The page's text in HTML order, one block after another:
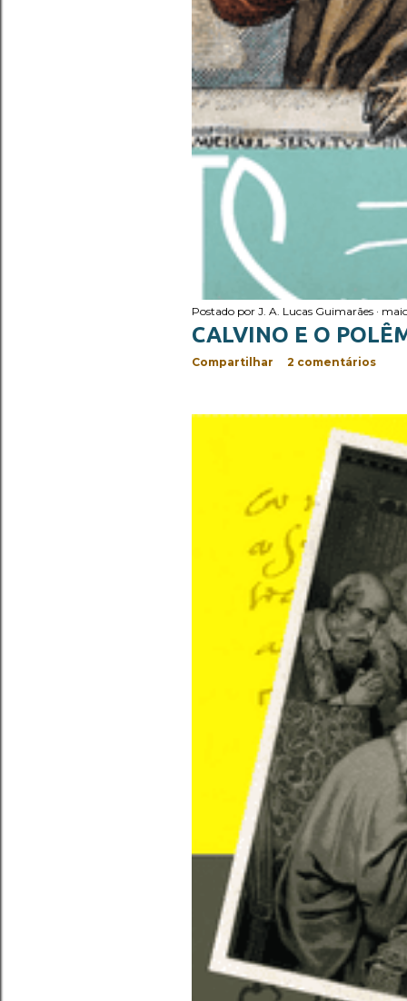
Postado por J. A. Lucas Guimarães
CALVINO E O
Compartilhar 2 comentários